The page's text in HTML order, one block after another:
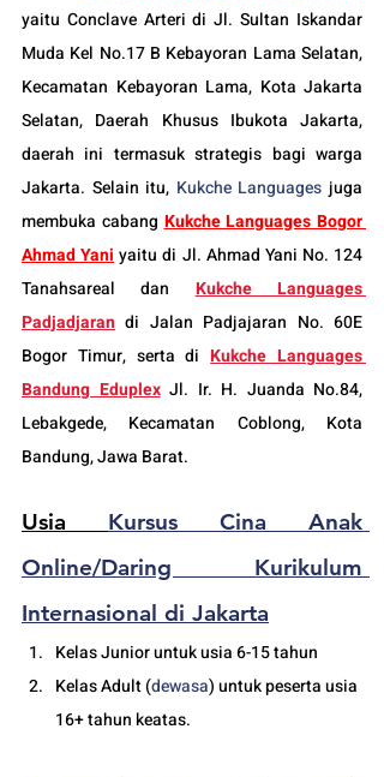
yaitu Conclave Arteri di Jl. Sultan Iskandar
Muda Kel No.17 B Kebayoran Lama Selatan,
Kecamatan Kebayoran Lama, Kota Jakarta
Selatan, Daerah Khusus Ibukota Jakarta,
daerah ini termasuk strategis bagi warga
Jakarta. Selain itu, Kukche Languages juga
membuka cabang Kukche Languages Bogor
Ahmad Yani yaitu di Jl. Ahmad Yani No. 124
Tanahsareal dan
Kukche Languages
Padjadjaran di Jalan Padjajaran No. 60E
Bogor Timur, serta di Kukche Languages
Bandung Eduplex Jl. Ir. H. Juanda No.84,
Lebakgede, Kecamatan Coblong, Kota
Bandung, Jawa Barat.
Usia Kursus Cina Anak
Online/Daring Kurikulum
Internasional di Jakarta
Kelas Junior untuk usia 6-15 tahun
Kelas Adult (dewasa) untuk peserta usia
16+ tahun keatas.